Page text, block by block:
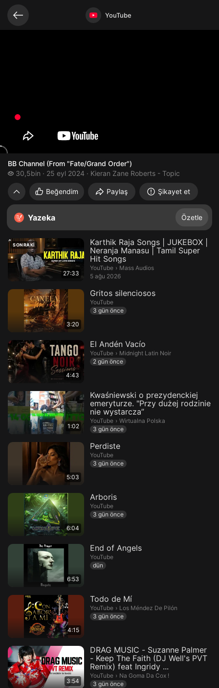
Video açık YouTube
BB Channel (From "Fate/Grand Order")
BB Channel (From "Fate/Grand Order")
30,5bin
30,5 bin izleme25 eyl 2024 Kieran Zane Roberts - Topic
Beğendim Paylaş Şikayet et
Yazeka Özetle
Bağlantılı videolar
SONRAKI
27:33
Karthik Raja Songs | JUKEBOX |
Neranja Manasu | Tamil Super
Hit Songs
YouTube › Mass Audios.
Mass Audios
5 ağu 2026
3:20
Gritos silenciosos
YouTube
3 gün önce
4:43
El Andén Vacío
YouTube › Midnight Latin Noir.
Midnight Latin Noir
2 gün önce
1:02
Kwaśniewski o prezydenckiej
emeryturze. "Przy dużej rodzinie
nie wystarcza”
YouTube › Wirtualna Polska.
Wirtualna Polska
3 gün önce
5:03
Perdiste
YouTube
3 gün önce
6:04
Arboris
YouTube
3 gün önce
6:53
End of Angels
YouTube
dün
4:15
Todo de Mí
YouTube › Los Méndez De Pilón.
Los Méndez De Pilón
3 gün önce
3:54
DRAG MUSIC - Suzanne Palmer
- Keep The Faith (DJ Well's PVT
Remix) feat Ingridy ...
YouTube › Na Goma Da Cox !.
Na Goma Da Cox !
3 gün önce